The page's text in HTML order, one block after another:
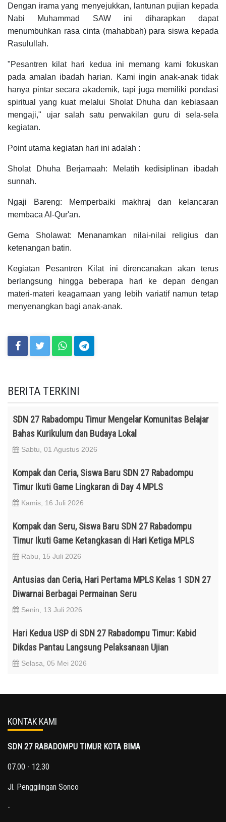
Dengan irama yang menyejukkan, lantunan pujian kepada
Nabi Muhammad SAW ini diharapkan dapat
menumbuhkan rasa cinta (mahabbah) para siswa kepada
Rasulullah.
"Pesantren kilat hari kedua ini memang kami fokuskan
pada amalan ibadah harian. Kami ingin anak-anak tidak
hanya pintar secara akademik, tapi juga memiliki pondasi
spiritual yang kuat melalui Sholat Dhuha dan kebiasaan
mengaji," ujar salah satu perwakilan guru di sela-sela
kegiatan.
Point utama kegiatan hari ini adalah :
Sholat Dhuha Berjamaah: Melatih kedisiplinan ibadah
sunnah.
Ngaji Bareng: Memperbaiki makhraj dan kelancaran
membaca Al-Qur'an.
Gema Sholawat: Menanamkan nilai-nilai religius dan
ketenangan batin.
Kegiatan Pesantren Kilat ini direncanakan akan terus
berlangsung hingga beberapa hari ke depan dengan
materi-materi keagamaan yang lebih variatif namun tetap
menyenangkan bagi anak-anak.
BERITA TERKINI
SDN 27 Rabadompu Timur Mengelar Komunitas Belajar
Bahas Kurikulum dan Budaya Lokal
Sabtu, 01 Agustus 2026
Kompak dan Ceria, Siswa Baru SDN 27 Rabadompu
Timur Ikuti Game Lingkaran di Day 4 MPLS
Kamis, 16 Juli 2026
Kompak dan Seru, Siswa Baru SDN 27 Rabadompu
Timur Ikuti Game Ketangkasan di Hari Ketiga MPLS
Rabu, 15 Juli 2026
Antusias dan Ceria, Hari Pertama MPLS Kelas 1 SDN 27
Diwarnai Berbagai Permainan Seru
Senin, 13 Juli 2026
Hari Kedua USP di SDN 27 Rabadompu Timur: Kabid
Dikdas Pantau Langsung Pelaksanaan Ujian
Selasa, 05 Mei 2026
KONTAK KAMI
SDN 27 RABADOMPU TIMUR KOTA BIMA
07.00 - 12.30
Jl. Penggilingan Sonco
-